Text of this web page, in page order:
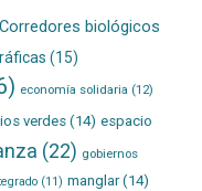
Corredores biológicos
(15)
economía solidaria (12)
verdes(14) espacio
(22) gobiernos
(11) manglar(14)